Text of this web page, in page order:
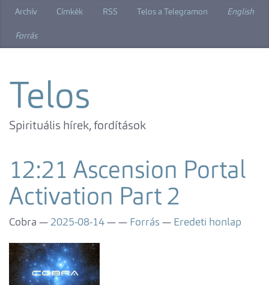
Archív Címkék RSS Telos a Telegramon English
Forrás
Telos
Spirituális hírek, fordítások
12:21 Ascension Portal
Activation Part 2
Cobra 2025-08-14 Forrás Eredeti honlap